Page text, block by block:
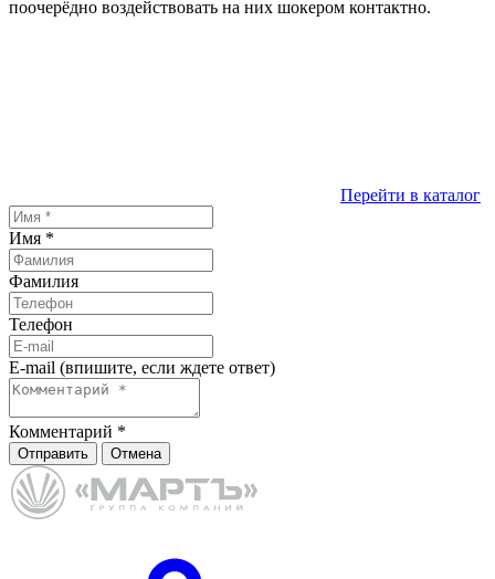
поочерёдно воздействовать на них шокером контактно.
Перейти в каталог
Имя *
Фамилия
Телефон
E-mail (впишите, если ждете ответ)
Комментарий *
Отправить Отмена